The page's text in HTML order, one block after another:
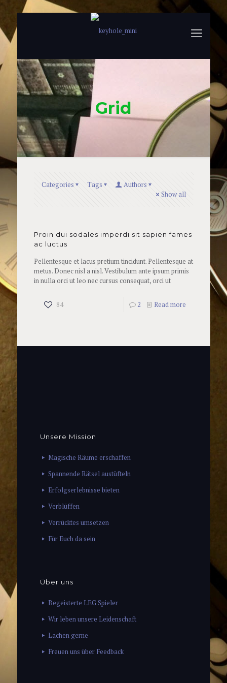
Grid
Categories Tags
Authors
Show all
Proin dui sodales imperdi sit sapien fames
ac luctus
Pellentesque et lacus pretium tincidunt. Pellentesque at
metus. Donec nisl a nisl. Vestibulum ante ipsum primis
in nulla orci ut leo nec cursus consequat, orci ut
84 2 Read more
Unsere Mission
Magische Räume erschaffen
Spannende Rätsel austüfteln
Erfolgserlebnisse bieten
Verblüffen
Verrücktes umsetzen
Für Euch da sein
Über uns
Begeisterte LEG Spieler
Wir leben unsere Leidenschaft
Lachen gerne
Freuen uns über Feedback